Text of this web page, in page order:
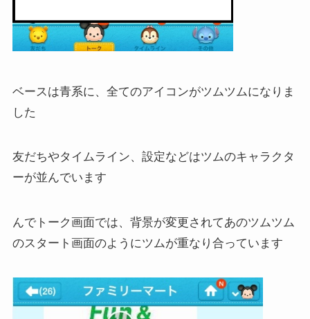
ベースは青系に、全てのアイコンがツムツムになりま
した
友だちやタイムライン、設定などはツムのキャラクタ
ーが並んでいます
んでトーク画面では、背景が変更されてあのツムツム
のスタート画面のようにツムが重なり合っています